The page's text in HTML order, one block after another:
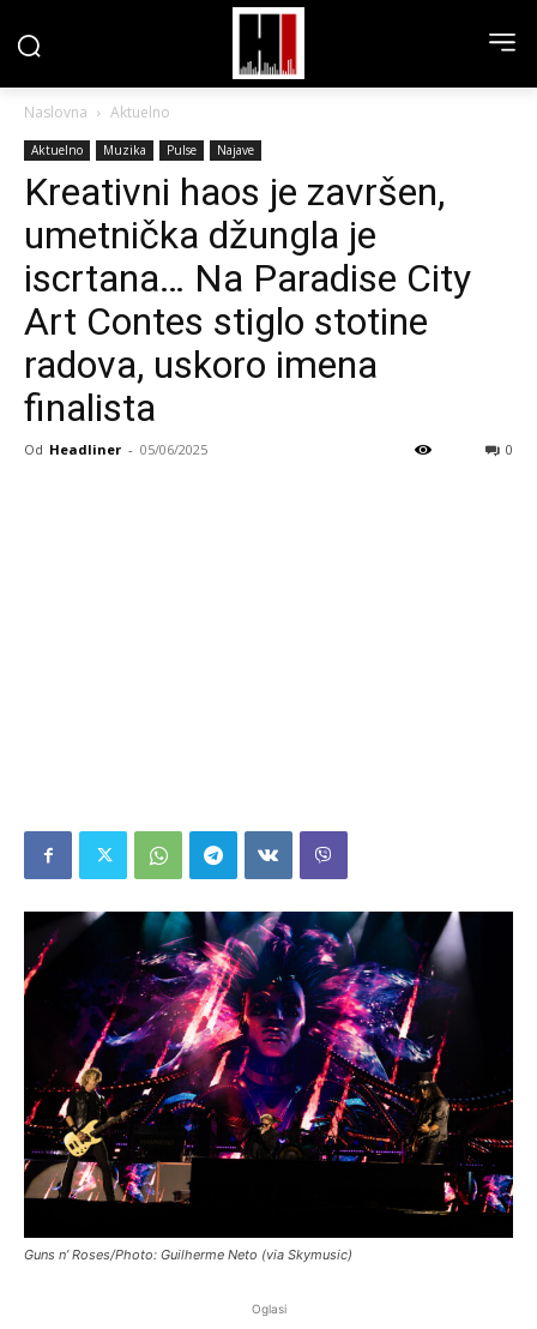
Naslovna Aktuelno
Aktuelno Muzika Pulse Najave
Kreativni haos je završen,
umetnička džungla je
iscrtana… Na Paradise City
Art Contes stiglo stotine
radova, uskoro imena
finalista
Od Headliner - 05/06/2025 0
Guns n’ Roses/Photo: Guilherme Neto (via Skymusic)
Oglasi